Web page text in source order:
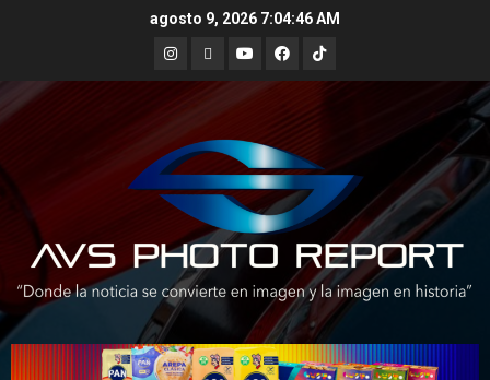
agosto 9, 2026 7:04:47 AM
Instagram
X YoutubeFacebook
TikTok